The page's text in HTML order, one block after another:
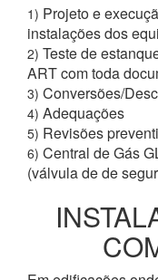
1) Projeto e
instalações dos
2) Teste de
ART com toda
3) Conversões/
4) Adequações
5) Revisões
6) Central de Gás
(válvula de de